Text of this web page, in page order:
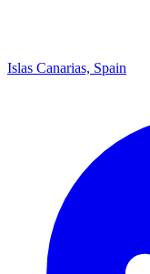
Islas Canarias, Spain